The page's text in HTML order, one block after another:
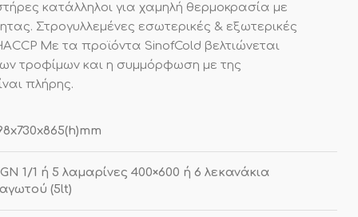
κατάλληλοι για χαμηλή θερμοκρασία με
Στρογυλλεμένες εσωτερικές & εξωτερικές
Με τα προϊόντα SinofCold βελτιώνεται
τροφίμων και η συμμόρφωση με της
πλήρης.
1/1 ή 5 λαμαρίνες 400×600 ή 6 λεκανάκια
(5lt)